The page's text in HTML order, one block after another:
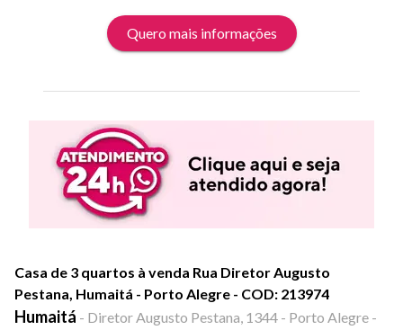
Quero mais informações
Casa de 3 quartos à venda Rua Diretor Augusto
Pestana, Humaitá - Porto Alegre - COD: 213974
Humaitá - Diretor Augusto Pestana, 1344 - Porto Alegre -